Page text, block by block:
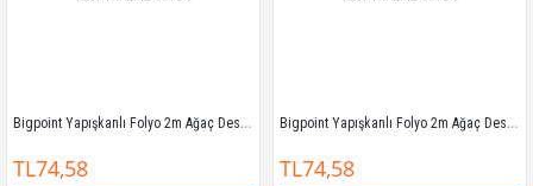
Bigpoint Yapışkanlı Folyo 2m Ağaç Desen No:10
TL74,58
Bigpoint Yapışkanlı Folyo 2m Ağaç Desen No:11
TL74,58